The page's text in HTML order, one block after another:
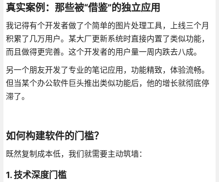
真实案例：那些被“借鉴”的独立应用
我记得有个开发者做了个简单的图片处理工具，上线三个月
积累了几万用户。某大厂更新系统时直接内置了类似功能，
而且做得更完善。这个开发者的用户量一周内跌去八成。
另一个朋友开发了专业的笔记应用，功能精致，体验流畅。
但当某个办公软件巨头推出类似功能后，他的增长就彻底停
滞了。
如何构建软件的门槛？
既然复制成本低，我们就需要主动筑墙：
1. 技术深度门槛